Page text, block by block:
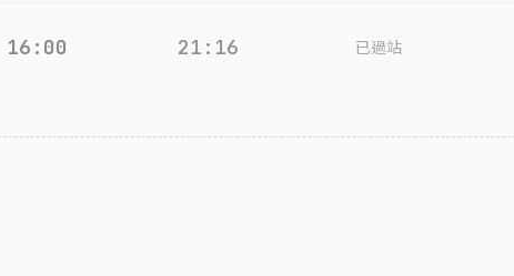
16:00 21:16 已過站